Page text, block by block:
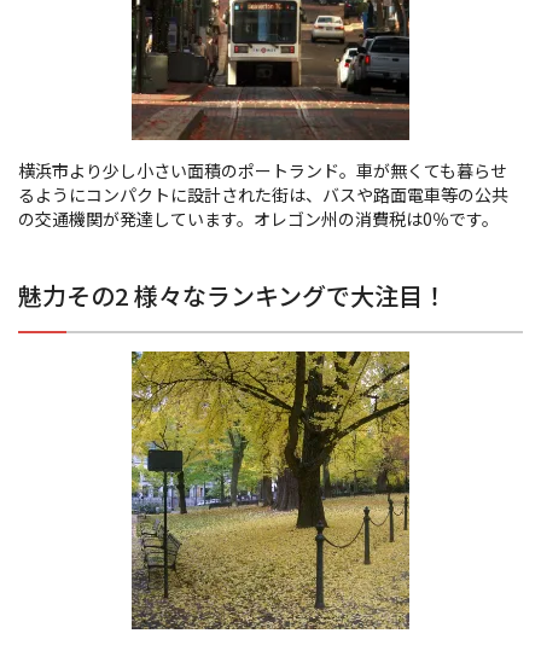
横浜市より少し小さい面積のポートランド。車が無くても暮らせ
るようにコンパクトに設計された街は、バスや路面電車等の公共
の交通機関が発達しています。オレゴン州の消費税は0％です。
魅力その2 様々なランキングで大注目！